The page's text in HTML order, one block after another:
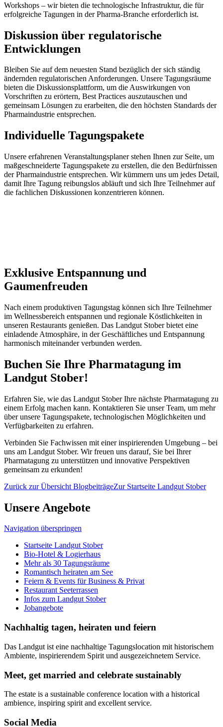
Workshops – wir bieten die technologische Infrastruktur, die für
erfolgreiche Tagungen in der Pharma-Branche erforderlich ist.
Diskussion über regulatorische
Entwicklungen
Bleiben Sie auf dem neuesten Stand bezüglich der sich ständig
ändernden regulatorischen Anforderungen. Unsere Tagungsräume
bieten die Diskussionsplattform, um die Auswirkungen von
Vorschriften zu erörtern, Best Practices auszutauschen und
gemeinsam Lösungen zu erarbeiten, die den höchsten Standards der
Pharmaindustrie entsprechen.
Individuelle Tagungspakete
Unsere erfahrenen Veranstaltungsplaner stehen Ihnen zur Seite, um
maßgeschneiderte Tagungspakete zu erstellen, die den Bedürfnissen
der Pharmaindustrie entsprechen. Wir kümmern uns um jedes Detail,
damit Ihre Tagung reibungslos abläuft und sich Ihre Teilnehmer auf
die fachlichen Diskussionen konzentrieren können.
Exklusive Entspannung und
Gaumenfreuden
Nach einem produktiven Tagungstag können sich Ihre Teilnehmer
im Wellnessbereich entspannen und regionale Köstlichkeiten in
unseren Restaurants genießen. Das Landgut Stober bietet eine
einladende Atmosphäre, in der Geschäftliches und Entspannung
harmonisch miteinander verbunden werden.
Buchen Sie Ihre Pharmatagung im
Landgut Stober!
Erfahren Sie, wie das Landgut Stober Ihre nächste Pharmatagung zu
einem Erfolg machen kann. Kontaktieren Sie unser Team, um mehr
über unsere Tagungspakete, technologischen Möglichkeiten und
Verfügbarkeiten zu erfahren.
Verbinden Sie Fachwissen mit einer inspirierenden Umgebung – bei
uns am Landgut Stober. Wir freuen uns darauf, Sie bei Ihrer
Pharmatagung zu unterstützen und innovative Perspektiven
gemeinsam zu erkunden!
Zurück zur Übersicht BlogbeiträgeZur Startseite Landgut Stober
Unsere Angebote
Navigation überspringen
Startseite Landgut Stober
Bio-Hotel & Logierhaus
Mehr als 30 Tagungsräume
Romantisch heiraten am See
Feiern & Events für Business & Privat
Restaurant Seeterrassen
Infos zum Landgut Stober
Jobangebote
Nachhaltig tagen, heiraten und feiern
Das Landgut ist eine nachhaltige Tagungslocation mit historischem
Ambiente, inspirierendem Spirit und ausgezeichnetem Service.
Meet, get married and celebrate sustainably
The estate is a sustainable conference location with a historical
ambience, inspiring spirit and excellent service.
Social Media